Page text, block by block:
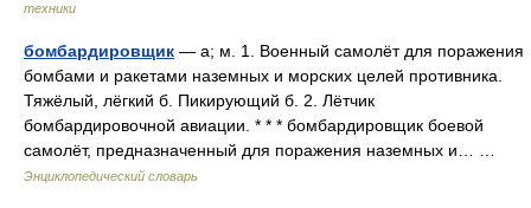
техники
бомбардировщик — а; м. 1. Военный самолёт для поражения
бомбами и ракетами наземных и морских целей противника.
Тяжёлый, лёгкий б. Пикирующий б. 2. Лётчик
бомбардировочной авиации. * * * бомбардировщик боевой
самолёт, предназначенный для поражения наземных и… …
Энциклопедический словарь